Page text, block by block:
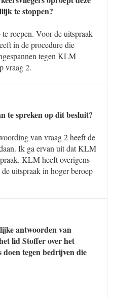
te stoppen?
roepen. Voor de uitspraak
in de procedure die
tegen KLM
vraag 2.
te spreken op dit besluit?
van vraag 2 heeft de
Ik ga ervan uit dat KLM
KLM heeft overigens
uitspraak in hoger beroep
antwoorden van
lid Stoffer over het
tegen bedrijven die